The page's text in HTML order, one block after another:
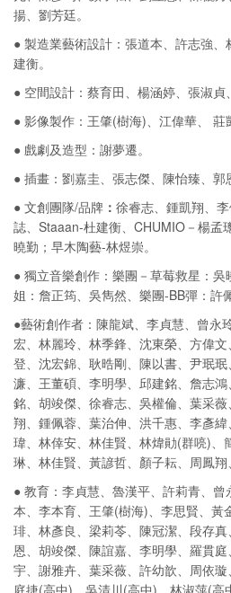
揚、劉芳廷。
● 製造業藝術設計：張道本、許志強
建衡。
● 空間設計：蔡育田、楊涵婷、張淑貞
● 影像製作：王肇(樹海)、江偉華、 莊
● 戲劇及造型：謝夢遷。
● 插畫：劉嘉圭、張志傑、陳怡臻、郭
● 文創團隊/品牌 ： 徐睿志、鍾凱翔、
誌、Staaan-杜建衡、CHUMIO－楊孟
曉勤；早木陶藝-林煜崇。
● 獨立音樂創作：樂團－草莓救星：
姐：詹正筠、吳雋然、樂團-BB彈：許
●藝術創作者：陳龍斌、李貞慧、曾永
宏、林麗玲、林季鋒、沈東榮、方偉
登、沈宏錦、耿晧剛、陳以書、尹珉
濂、王董碩、李明學、邱建銘、詹志
銘、胡竣傑、徐睿志、吳權倫、葉采
翔、鍾佩蓉、葉治伸、洪千惠、李彥
瑋、林倖安、林佳賢、林煒勛(群喨)、
琳、林佳賢、黃諺哲、顏子耘、周鳳翔
● 教育：李貞慧、魯漢平、許莉青、
本、李本育、王肇(樹海)、李思賢、黃
琲、林彥良、梁莉苓、陳冠潔、段存
恩、胡竣傑、陳誼嘉、李明學、羅貫
宇、謝雅卉、葉采薇、許幼歆、周依
庭捷(高中)、吳清川(高中)、林淑萍(高